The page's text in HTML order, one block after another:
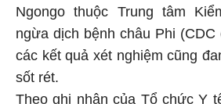
Ngongo thuộc Trung tâm
ngừa dịch bệnh châu Phi
các kết quả xét nghiệm cũng
sốt rét.
Theo ghi nhận của Tổ chức Y